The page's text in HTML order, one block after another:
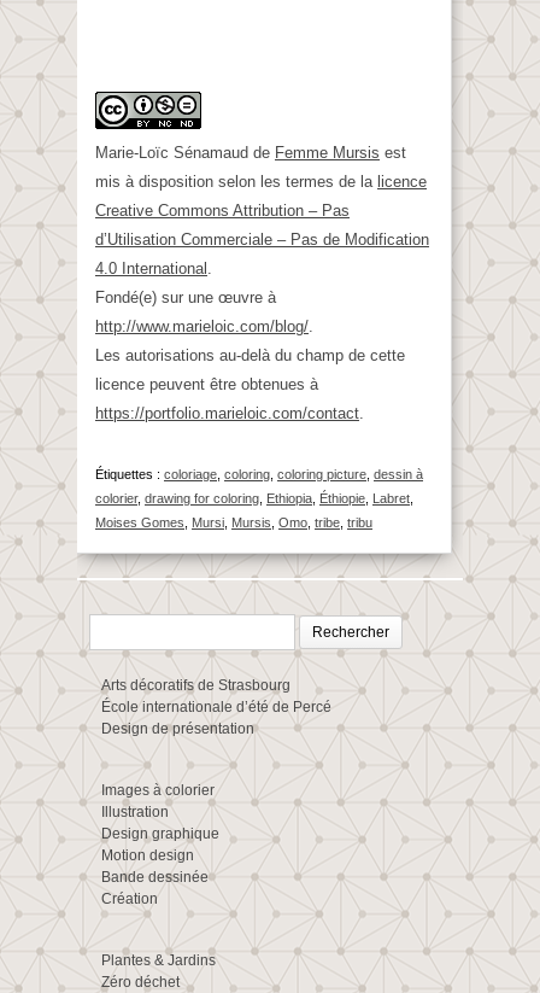
Marie-Loïc Sénamaud de Femme Mursis est
mis à disposition selon les termes de la licence
Creative Commons Attribution – Pas
d’Utilisation Commerciale – Pas de Modification
4.0 International .
Fondé(e) sur une œuvre à
http://www.marieloic.com/blog/.
Les autorisations au-delà du champ de cette
licence peuvent être obtenues à
https://portfolio.marieloic.com/contact.
Étiquettes : coloriage coloring coloring picture dessin à
colorier, drawing for coloring Ethiopia Éthiopie Labret
Moises Gomes
Mursi Mursis Omo tribe tribu
Rechercher :
Arts décoratifs de Strasbourg
École internationale d’été de Percé
Design de présentation
Images à colorier
Illustration
Design graphique
Motion design
Bande dessinée
Création
Plantes & Jardins
Zéro déchet